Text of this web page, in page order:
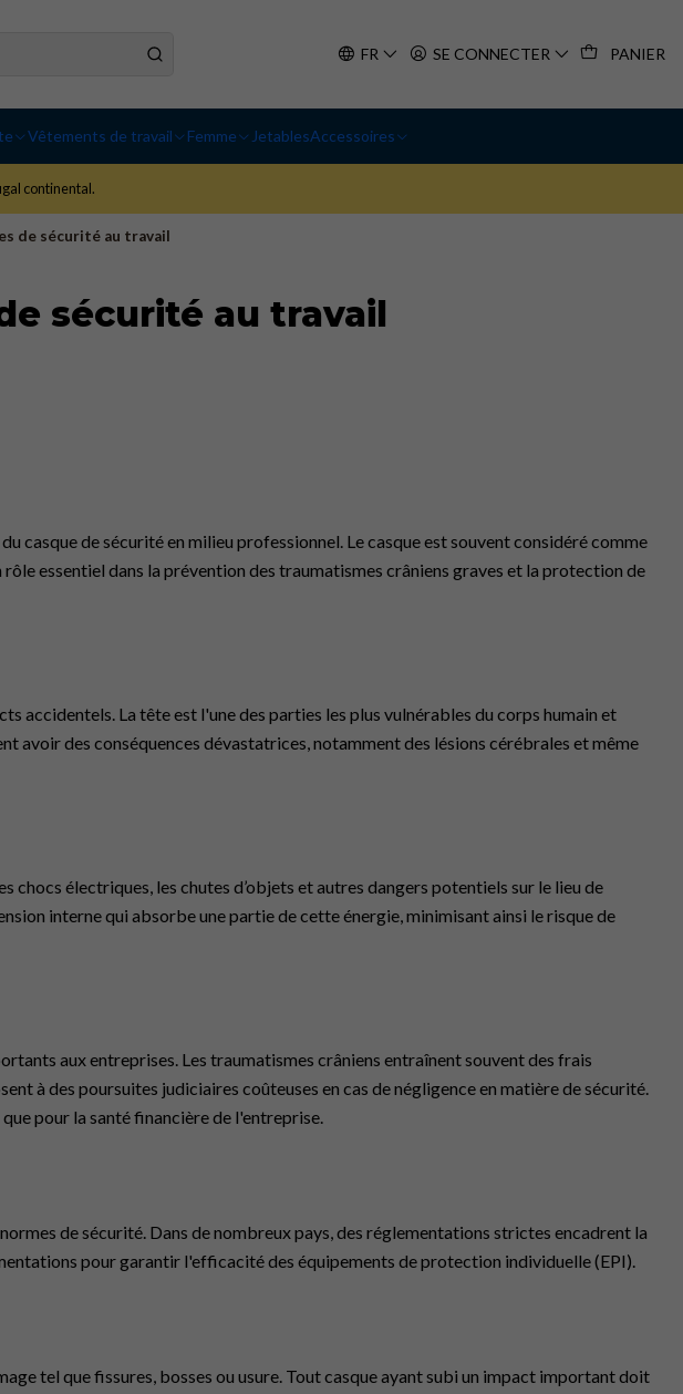
FR SE CONNECTER PANIER
Vêtements de travail Femme JetablesAccessoires
continental.
de sécurité au travail
sécurité au travail
de sécurité en milieu professionnel. Le casque est souvent considéré comme
essentiel dans la prévention des traumatismes crâniens graves et la protection de
accidentels. La tête est l'une des parties les plus vulnérables du corps humain et
avoir des conséquences dévastatrices, notamment des lésions cérébrales et même
électriques, les chutes d’objets et autres dangers potentiels sur le lieu de
interne qui absorbe une partie de cette énergie, minimisant ainsi le risque de
aux entreprises. Les traumatismes crâniens entraînent souvent des frais
à des poursuites judiciaires coûteuses en cas de négligence en matière de sécurité.
pour la santé financière de l'entreprise.
de sécurité. Dans de nombreux pays, des réglementations strictes encadrent la
pour garantir l'efficacité des équipements de protection individuelle (EPI).
tel que fissures, bosses ou usure. Tout casque ayant subi un impact important doit